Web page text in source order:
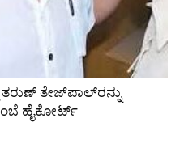
ತರುಣ್ ತೇಜ್‌ಪಾಲ್‌ರನ್ನು
ಹೈಕೋರ್ಟ್